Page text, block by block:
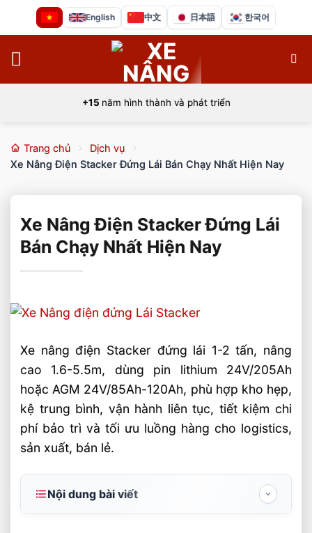
dung
English 中文 日本語 한국어
+15 năm hình thành và phát triển
Trang chủ
Dịch vụ
Xe Nâng Điện Stacker Đứng Lái Bán Chạy Nhất Hiện Nay
Xe Nâng Điện Stacker Đứng Lái
Bán Chạy Nhất Hiện Nay
Xe nâng điện Stacker đứng lái 1-2 tấn, nâng
cao 1.6-5.5m, dùng pin lithium 24V/205Ah
hoặc AGM 24V/85Ah-120Ah, phù hợp kho hẹp,
kệ trung bình, vận hành liên tục, tiết kiệm chi
phí bảo trì và tối ưu luồng hàng cho logistics,
sản xuất, bán lẻ.
Nội dung bài viết